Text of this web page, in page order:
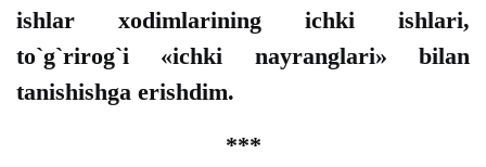
ishlar xodimlarining ichki ishlari,
to`g`rirog`i «ichki nayranglari» bilan
tanishishga erishdim.
***